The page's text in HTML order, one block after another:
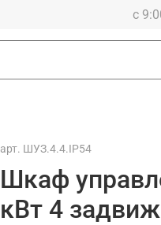
с
арт. ШУЗ.4.4.IP54
Шкаф
кВт 4